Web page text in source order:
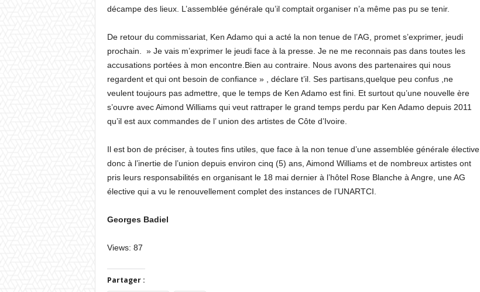
décampe des lieux. L’assemblée générale qu’il comptait organiser n’a même pas pu se tenir.
De retour du commissariat, Ken Adamo qui a acté la non tenue de l’AG, promet s’exprimer, jeudi
prochain. » Je vais m’exprimer le jeudi face à la presse. Je ne me reconnais pas dans toutes les
accusations portées à mon encontre.Bien au contraire. Nous avons des partenaires qui nous
regardent et qui ont besoin de confiance » , déclare t’il. Ses partisans,quelque peu confus ,ne
veulent toujours pas admettre, que le temps de Ken Adamo est fini. Et surtout qu’une nouvelle ère
s’ouvre avec Aimond Williams qui veut rattraper le grand temps perdu par Ken Adamo depuis 2011
qu’il est aux commandes de l’ union des artistes de Côte d’Ivoire.
Il est bon de préciser, à toutes fins utiles, que face à la non tenue d’une assemblée générale élective,
donc à l’inertie de l’union depuis environ cinq (5) ans, Aimond Williams et de nombreux artistes ont
pris leurs responsabilités en organisant le 18 mai dernier à l’hôtel Rose Blanche à Angre, une AG
élective qui a vu le renouvellement complet des instances de l’UNARTCI.
Georges Badiel
Views: 87
Partager :